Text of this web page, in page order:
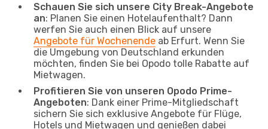
Schauen Sie sich unsere City Break-Angebote
an: Planen Sie einen Hotelaufenthalt? Dann
werfen Sie auch einen Blick auf unsere
Angebote für Wochenende ab Erfurt. Wenn Sie
die Umgebung von Deutschland erkunden
möchten, finden Sie bei Opodo tolle Rabatte auf
Mietwagen.
Profitieren Sie von unseren Opodo Prime-
Angeboten: Dank einer Prime-Mitgliedschaft
sichern Sie sich exklusive Angebote für Flüge,
Hotels und Mietwagen und genießen dabei